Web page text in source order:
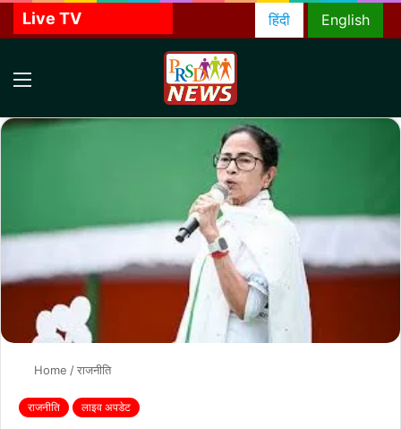
Live TV English
हिंदी
Home /राजनीति
राजनीति लाइव अपडेट